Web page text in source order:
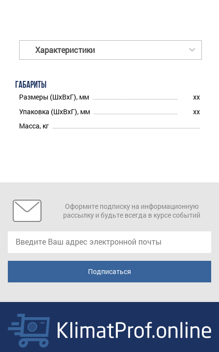
Характеристики
ГАБАРИТЫ
Размеры (ШхВхГ), мм
xx
Упаковка (ШхВхГ), мм
xx
Масса, кг
Оформите подписку на информационную
рассылку и будьте всегда в курсе событий